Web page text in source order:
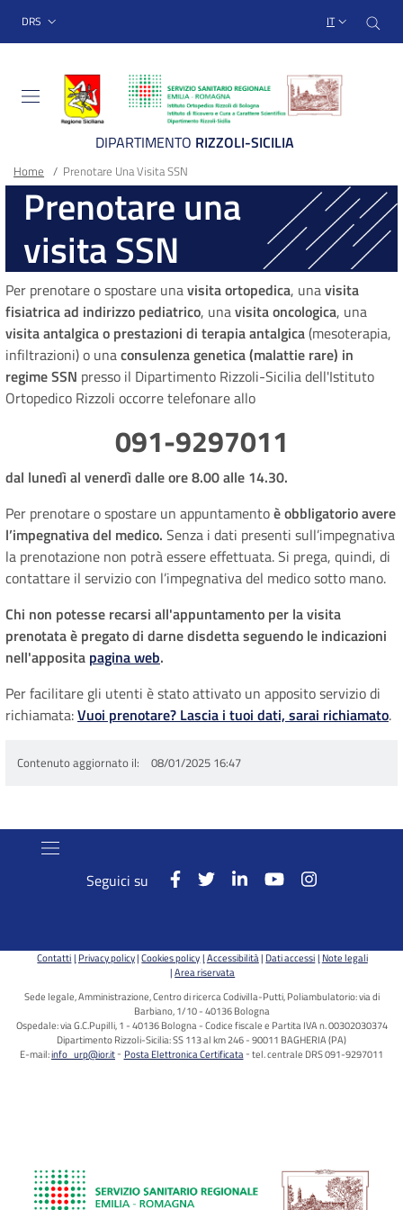
Sito Web Istituto
menu top-bar
DRS IT
DIPARTIMENTO RIZZOLI-SICILIA
Main container
Briciole
di
pane
Home / Prenotare Una Visita SSN
Prenotare una
visita SSN
Per prenotare o spostare unavisita ortopedica, unavisita
fisiatrica ad indirizzo pediatrico, unavisita oncologica, una
visita antalgicao prestazioni di terapia antalgica(mesoterapia,
infiltrazioni) o unaconsulenza genetica (malattie rare) in
regime SSN presso il Dipartimento Rizzoli-Sicilia dell'Istituto
Ortopedico Rizzoli occorre telefonare allo
091-9297011
dal lunedì al venerdì dalle ore 8.00 alle 14.30.
Per prenotare o spostare un appuntamentoè obbligatorio avere
l’impegnativa del medico. Senza i dati presenti sull’impegnativa
la prenotazione non potrà essere effettuata. Si prega, quindi, di
contattare il servizio con l’impegnativa del medico sotto mano.
Chi non potesse recarsi all'appuntamento per la visita
prenotata è pregato di darne disdetta seguendo le indicazioni
nell'apposita pagina web.
Per facilitare gli utenti è stato attivato un apposito servizio di
richiamata:Vuoi prenotare? Lascia i tuoi dati, sarai richiamato.
Contenuto aggiornato il 08/01/2025 16:47
Seguici su
Contatti Privacy policy Cookies policy Accessibilità Dati accessi Note legali
Area riservata
Sede legale, Amministrazione, Centro di ricerca Codivilla-Putti, Poliambulatorio: via di
Barbiano, 1/10 - 40136 Bologna
Ospedale: via G.C.Pupilli, 1 - 40136 Bologna - Codice fiscale e Partita IVA n. 00302030374
Dipartimento Rizzoli-Sicilia: SS 113 al km 246 - 90011 BAGHERIA (PA)
E-mail:info_urp@ior.it Posta Elettronica Certificata tel. centrale DRS 091-9297011